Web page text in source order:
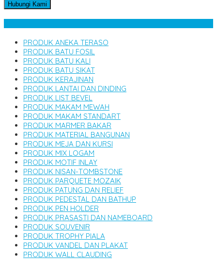
Hubungi Kami
PRODUK ANEKA TERASO
PRODUK BATU FOSIL
PRODUK BATU KALI
PRODUK BATU SIKAT
PRODUK KERAJINAN
PRODUK LANTAI DAN DINDING
PRODUK LIST BEVEL
PRODUK MAKAM MEWAH
PRODUK MAKAM STANDART
PRODUK MARMER BAKAR
PRODUK MATERIAL BANGUNAN
PRODUK MEJA DAN KURSI
PRODUK MIX LOGAM
PRODUK MOTIF INLAY
PRODUK NISAN-TOMBSTONE
PRODUK PARQUETE MOZAIK
PRODUK PATUNG DAN RELIEF
PRODUK PEDESTAL DAN BATHUP
PRODUK PEN HOLDER
PRODUK PRASASTI DAN NAMEBOARD
PRODUK SOUVENIR
PRODUK TROPHY PIALA
PRODUK VANDEL DAN PLAKAT
PRODUK WALL CLAUDING